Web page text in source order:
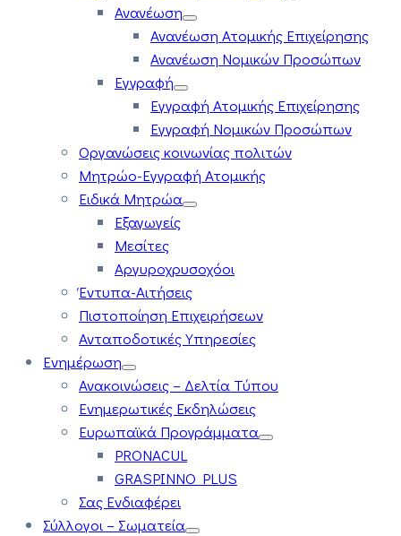
Ανανέωση
Ανανέωση Ατομικής Επιχείρησης
Ανανέωση Νομικών Προσώπων
Εγγραφή
Εγγραφή Ατομικής Επιχείρησης
Εγγραφή Νομικών Προσώπων
Οργανώσεις κοινωνίας πολιτών
Μητρώο-Εγγραφή Ατομικής
Ειδικά Μητρώα
Εξαγωγείς
Μεσίτες
Αργυροχρυσοχόοι
Έντυπα-Αιτήσεις
Πιστοποίηση Επιχειρήσεων
Ανταποδοτικές Υπηρεσίες
Ενημέρωση
Ανακοινώσεις – Δελτία Τύπου
Ενημερωτικές Εκδηλώσεις
Ευρωπαϊκά Προγράμματα
PRONACUL
GRASPINNO PLUS
Σας Ενδιαφέρει
Σύλλογοι – Σωματεία